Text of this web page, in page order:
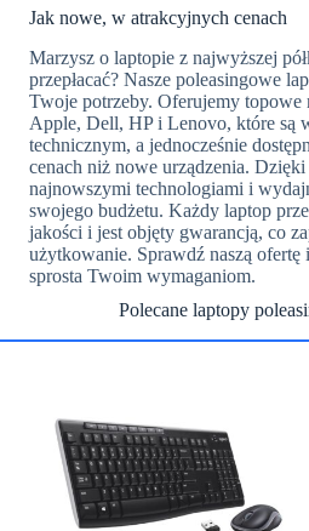
Jak nowe, w atrakcyjnych cenach
Marzysz o laptopie z najwyższej
przepłacać? Nasze poleasingowe
Twoje potrzeby. Oferujemy topowe
Apple, Dell, HP i Lenovo, które są
technicznym, a jednocześnie
cenach niż nowe urządzenia.
najnowszymi technologiami i
swojego budżetu. Każdy laptop
jakości i jest objęty gwarancją, co
użytkowanie. Sprawdź naszą
sprosta Twoim wymaganiom.
Polecane laptopy